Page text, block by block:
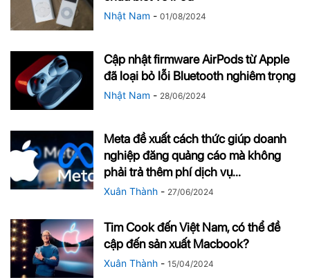
Nhật Nam - 01/08/2024
Cập nhật firmware AirPods từ Apple
đã loại bỏ lỗi Bluetooth nghiêm trọng
Nhật Nam - 28/06/2024
Meta đề xuất cách thức giúp doanh
nghiệp đăng quảng cáo mà không
phải trả thêm phí dịch vụ...
Xuân Thành - 27/06/2024
Tim Cook đến Việt Nam, có thể đề
cập đến sản xuất Macbook?
Xuân Thành - 15/04/2024